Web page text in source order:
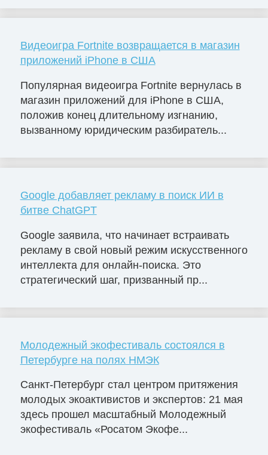
Видеоигра Fortnite возвращается в магазин
приложений iPhone в США
Популярная видеоигра Fortnite вернулась в
магазин приложений для iPhone в США,
положив конец длительному изгнанию,
вызванному юридическим разбиратель...
Google добавляет рекламу в поиск ИИ в
битве ChatGPT
Google заявила, что начинает встраивать
рекламу в свой новый режим искусственного
интеллекта для онлайн-поиска. Это
стратегический шаг, призванный пр...
Молодежный экофестиваль состоялся в
Петербурге на полях НМЭК
Санкт-Петербург стал центром притяжения
молодых экоактивистов и экспертов: 21 мая
здесь прошел масштабный Молодежный
экофестиваль «Росатом Экофе...